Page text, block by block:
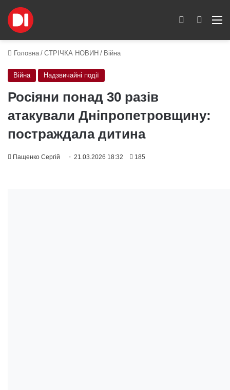
Пошук
Switch skin
Головна / СТРІЧКА НОВИН / Війна
Війна Надзвичайні події
Росіяни понад 30 разів
атакували Дніпропетровщину:
постраждала дитина
Пащенко Сергій 21.03.2026 18:32 185